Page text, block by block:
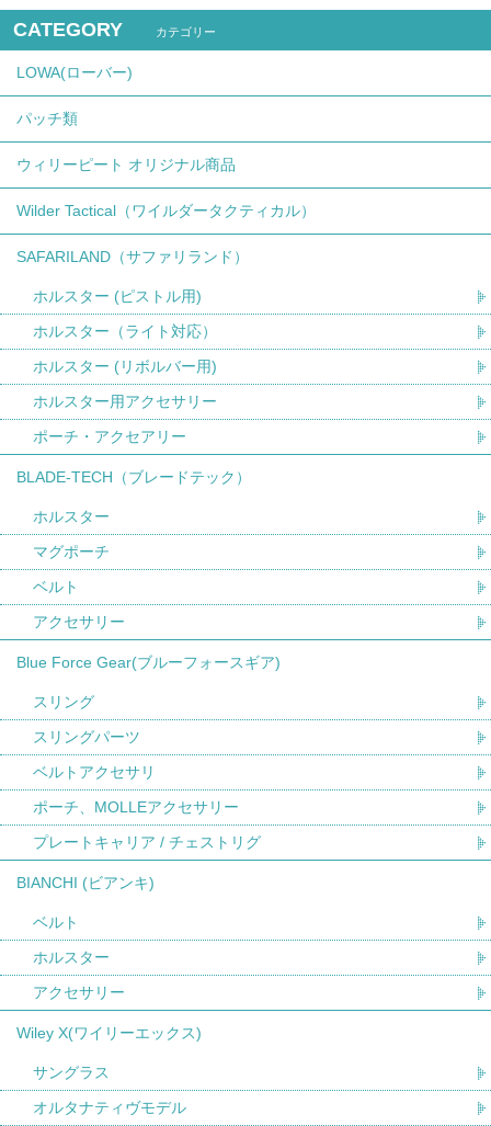
CATEGORY カテゴリー
LOWA(ローバー)
パッチ類
ウィリーピート オリジナル商品
Wilder Tactical（ワイルダータクティカル）
SAFARILAND（サファリランド）
ホルスター (ピストル用)
ホルスター（ライト対応）
ホルスター (リボルバー用)
ホルスター用アクセサリー
ポーチ・アクセアリー
BLADE-TECH（ブレードテック）
ホルスター
マグポーチ
ベルト
アクセサリー
Blue Force Gear(ブルーフォースギア)
スリング
スリングパーツ
ベルトアクセサリ
ポーチ、MOLLEアクセサリー
プレートキャリア / チェストリグ
BIANCHI (ビアンキ)
ベルト
ホルスター
アクセサリー
Wiley X(ワイリーエックス)
サングラス
オルタナティヴモデル